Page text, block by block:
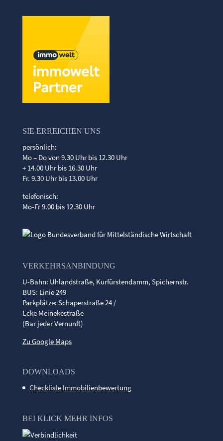
SIE ERREICHEN UNS
persönlich:
Mo – Do von 9.30 Uhr bis 12.30 Uhr
+ 14.00 Uhr bis 16.30 Uhr
Fr. 9.30 Uhr bis 13.00 Uhr
telefonisch:
Mo-Fr 9.00 bis 12.30 Uhr
VERKEHRSANBINDUNG
U-Bahn: Uhlandstraße, Kurfürstendamm, Spichernstr.
BUS: Linie 249
Parkplätze: Schaperstraße 24 /
Ecke Meinekestraße
(Bar jeder Vernunft)
Zu Google Maps
DOWNLOADS
Checkliste Immobilienbewertung
BEI KLICK MEHR INFOS